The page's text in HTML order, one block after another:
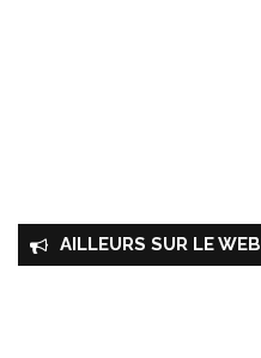
AILLEURS SUR LE WEB